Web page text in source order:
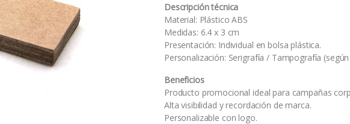
Descripción técnica
Material: Plástico ABS
Medidas: 6.4 x 3 cm
Presentación: Individual en bolsa plástica.
Personalización: Serigrafía / Tampografía
Beneficios
Producto promocional ideal para campañas
Alta visibilidad y recordación de marca.
Personalizable con logo.